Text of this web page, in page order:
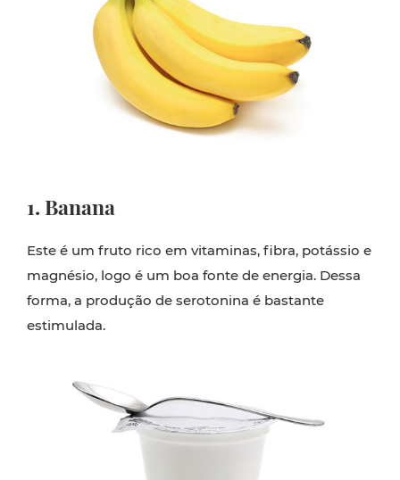
1. Banana
Este é um fruto rico em vitaminas, fibra, potássio e
magnésio, logo é um boa fonte de energia. Dessa
forma, a produção de serotonina é bastante
estimulada.